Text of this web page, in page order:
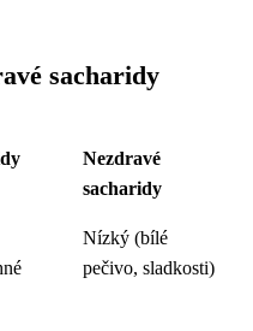
sacharidy
Nezdravé
sacharidy
Nízký (bílé
pečivo, sladkosti)